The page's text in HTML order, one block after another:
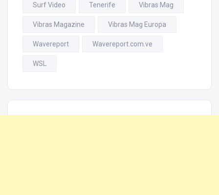
Surf Video Tenerife Vibras Mag
Vibras Magazine Vibras Mag Europa
Wavereport Wavereport.com.ve
WSL